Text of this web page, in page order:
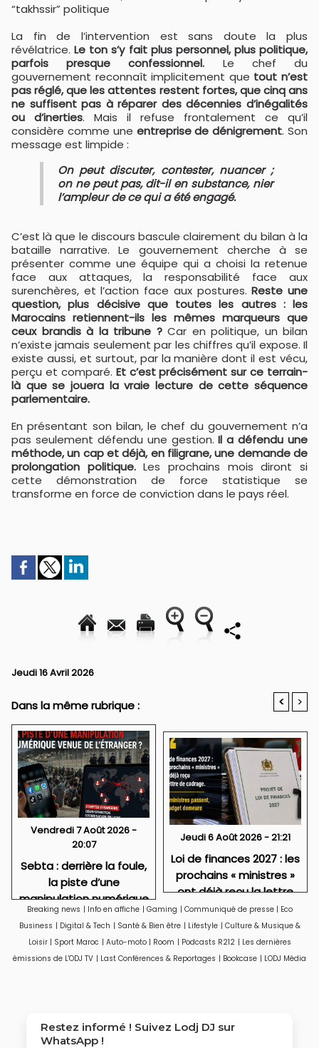
“takhssir” politique
La fin de l’intervention est sans doute la plus
révélatrice.Le ton s’y fait plus personnel, plus politique,
parfois presque confessionnel. Le chef du
gouvernement reconnaît implicitement que tout n’est
pas réglé, que les attentes restent fortes, que cinq ans
ne suffisent pas à réparer des décennies d’inégalités
ou d’inerties. Mais il refuse frontalement ce qu’il
considère comme une entreprise de dénigrement. Son
message est limpide :
On peut discuter, contester, nuancer ;
on ne peut pas, dit-il en substance, nier
l’ampleur de ce qui a été engagé.
C’est là que le discours bascule clairement du bilan à la
bataille narrative. Le gouvernement cherche à se
présenter comme une équipe qui a choisi la retenue
face aux attaques, la responsabilité face aux
surenchères, et l’action face aux postures.Reste une
question, plus décisive que toutes les autres : les
Marocains retiennent-ils les mêmes marqueurs que
ceux brandis à la tribune ? Car en politique, un bilan
n’existe jamais seulement par les chiffres qu’il expose. Il
existe aussi, et surtout, par la manière dont il est vécu,
perçu et comparé. Et c’est précisément sur ce terrain-
là que se jouera la vraie lecture de cette séquence
parlementaire.
En présentant son bilan, le chef du gouvernement n’a
pas seulement défendu une gestion.Il a défendu une
méthode, un cap et déjà, en filigrane, une demande de
prolongation politique.Les prochains mois diront si
cette démonstration de force statistique se
transforme en force de conviction dans le pays réel.
Jeudi 16 Avril 2026
Dans la même rubrique : < >
Vendredi 7 Août 2026 -
20:07
Sebta : derrière la foule,
la piste d’une
manipulation numérique
venue de l’étranger ?
Jeudi 6 Août 2026 - 21:21
Loi de finances 2027 : les
prochains « ministres »
ont déjà reçu la lettre
de cadrage
Breaking news | Info en affiche | Gaming | Communiqué de presse | Eco
Business | Digital & Tech | Santé & Bien être | Lifestyle | Culture & Musique &
Loisir | Sport Maroc | Auto-moto | Room | Podcasts R212 | Les dernières
émissions de L'ODJ TV | Last Conférences & Reportages | Bookcase | LODJ Média
Restez informé ! Suivez Lodj DJ sur
WhatsApp !